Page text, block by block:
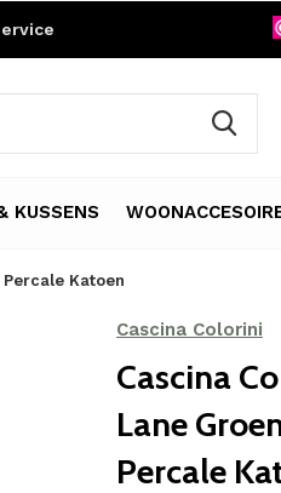
KUSSENS
Katoen
Cascina Colorini
Cascina
Lane
Percale